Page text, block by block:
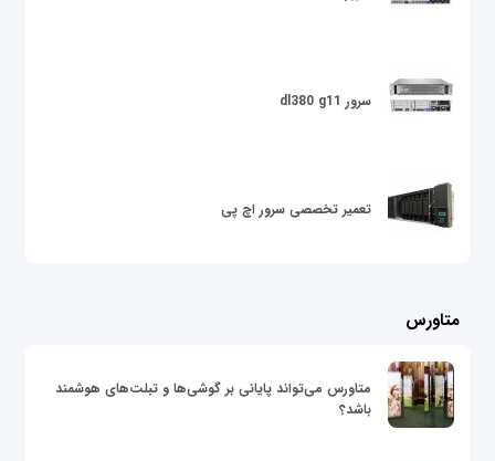
سرور dl380 g11
تعمیر تخصصی سرور اچ پی
متاورس
متاورس می‌تواند پایانی بر گوشی‌ها و تبلت‌های هوشمند
باشد؟